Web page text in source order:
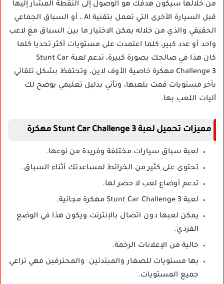
من خلالها سيكون هدفك هو الوصول إلى النقطة المشار إليها
قبل السيارة الأخرى التي تعمل بتقنية AI ، أو السباق الجماعي
الحقيقي والذي من خلاله يمكن الاختيار ما بين السباق مع لاعب
واحد أو عدد كبير، كلما اعتمدت على مستويات أكثر تحديا كلما
كان هذا في صالحك بصورة كبيرة، تدعم لعبة Stunt Car
Challenge 3 مهكرة خاصية الأوف لاين، وتحتفظ بشكل تلقائي
بآخر مستويات قمت بلعبها، وتأتي بدليل تعليمي يوضح لك
آليات اللعب بها.
مميزات تحميل لعبة Stunt Car Challenge 3 مهكرة
لعبة سباق سيارات مختلفة وفريدة من نوعها.
تحتوى على كثير من الخرائط لمساعدتك أثناء السباق.
تدعم أوضاع لعب لا حصر لها.
لعبة Stunt Car Challenge 3 مهكرة مجانية.
يمكن لعبها دون اتصال بالإنترنت ويكون هذا في الوضع
الفردي.
خالية من الإعلانات الرخمة.
بها مستويات للصغار والمبتدئين والمحترفين فهي تراعي
جميع المستويات.